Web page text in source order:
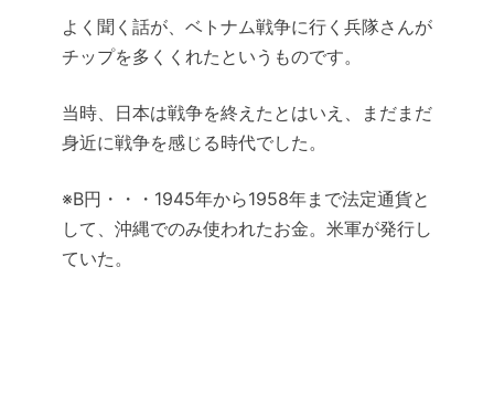
よく聞く話が、ベトナム戦争に行く兵隊さんが
チップを多くくれたというものです。
当時、日本は戦争を終えたとはいえ、まだまだ
身近に戦争を感じる時代でした。
※B円・・・1945年から1958年まで法定通貨と
して、沖縄でのみ使われたお金。米軍が発行し
ていた。